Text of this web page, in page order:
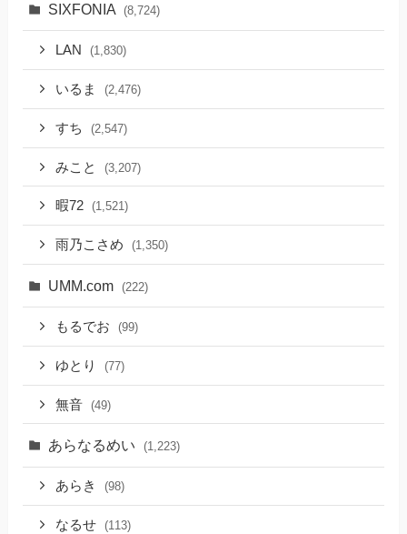
SIXFONIA (8,724)
LAN (1,830)
いるま (2,476)
すち (2,547)
みこと (3,207)
暇72 (1,521)
雨乃こさめ (1,350)
UMM.com (222)
もるでお (99)
ゆとり (77)
無音 (49)
あらなるめい (1,223)
あらき (98)
なるせ (113)